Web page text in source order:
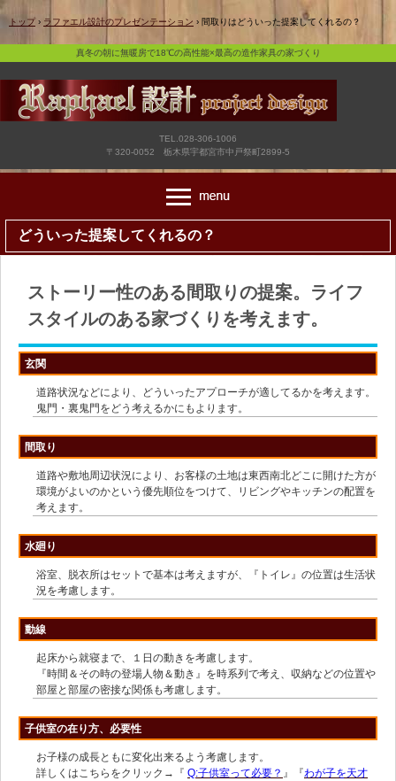
真冬の朝に無暖房で18℃の高性能×最高の造作家具の家づくり
トップ › ラファエル設計のプレゼンテーション › 間取りはどういった提案してくれるの？
真冬の朝に無暖房で18℃の高性能×最高の造作家具の家づくり
TEL.028-306-1006
〒320-0052 栃木県宇都宮市中戸祭町2899-5
どういった提案してくれるの？
ストーリー性のある間取りの提案。ライフ
スタイルのある家づくりを考えます。
玄関
道路状況などにより、どういったアプローチが適してるかを考えます。
鬼門・裏鬼門をどう考えるかにもよります。
間取り
道路や敷地周辺状況により、お客様の土地は東西南北どこに開けた方が
環境がよいのかという優先順位をつけて、リビングやキッチンの配置を
考えます。
水廻り
浴室、脱衣所はセットで基本は考えますが、『トイレ』の位置は生活状
況を考慮します。
動線
起床から就寝まで、１日の動きを考慮します。
『時間＆その時の登場人物＆動き』を時系列で考え、収納などの位置や
部屋と部屋の密接な関係も考慮します。
子供室の在り方、必要性
お子様の成長ともに変化出来るよう考慮します。
詳しくはこちらをクリック→『 Q:子供室って必要？ 』『わが子を天才